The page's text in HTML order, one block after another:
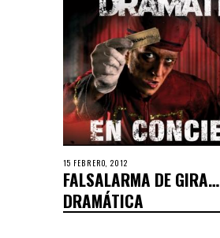
15 FEBRERO, 2012
FALSALARMA DE GIRA…
DRAMÁTICA